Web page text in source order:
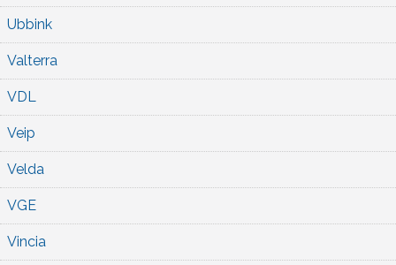
Ubbink
Valterra
VDL
Veip
Velda
VGE
Vincia